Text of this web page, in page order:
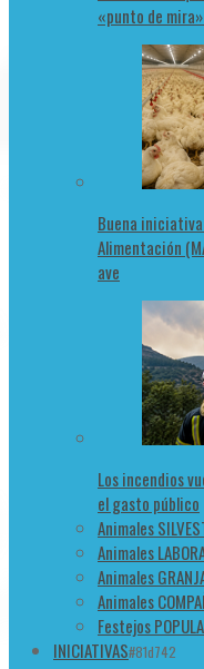
«punto de
Buena
Alimentación
ave
Los incendios
el gasto público
Animales
Animales
Animales
Animales
Festejos
INICIATIVAS#81d742